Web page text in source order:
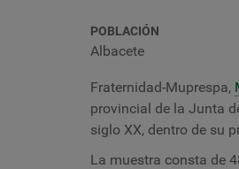
POBLACIÓN
Albacete
Fraternidad-Muprespa,
provincial de la Junta
siglo XX, dentro de su
La muestra consta de